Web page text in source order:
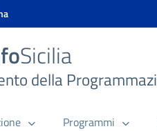
Sicilia
della
Programmi